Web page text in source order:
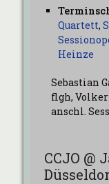
Quartett,
Heinze
Sebastian
flgh,
anschl.
CCJO @